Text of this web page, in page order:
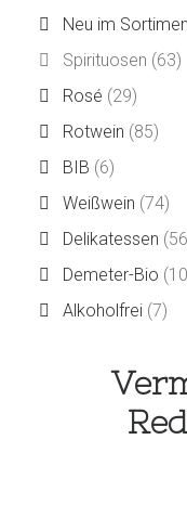
Neu im
Spirituosen (63)
Rosé (29)
Rotwein (85)
BIB (6)
Weißwein (74)
Delikatessen
Demeter-Bio
Alkoholfrei (7)